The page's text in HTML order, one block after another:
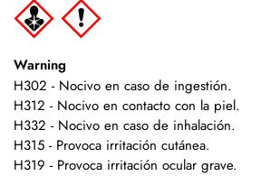
Warning
H302 - Nocivo en caso de ingestión.
H312 - Nocivo en contacto con la piel.
H332 - Nocivo en caso de inhalación.
H315 - Provoca irritación cutánea.
H319 - Provoca irritación ocular grave.